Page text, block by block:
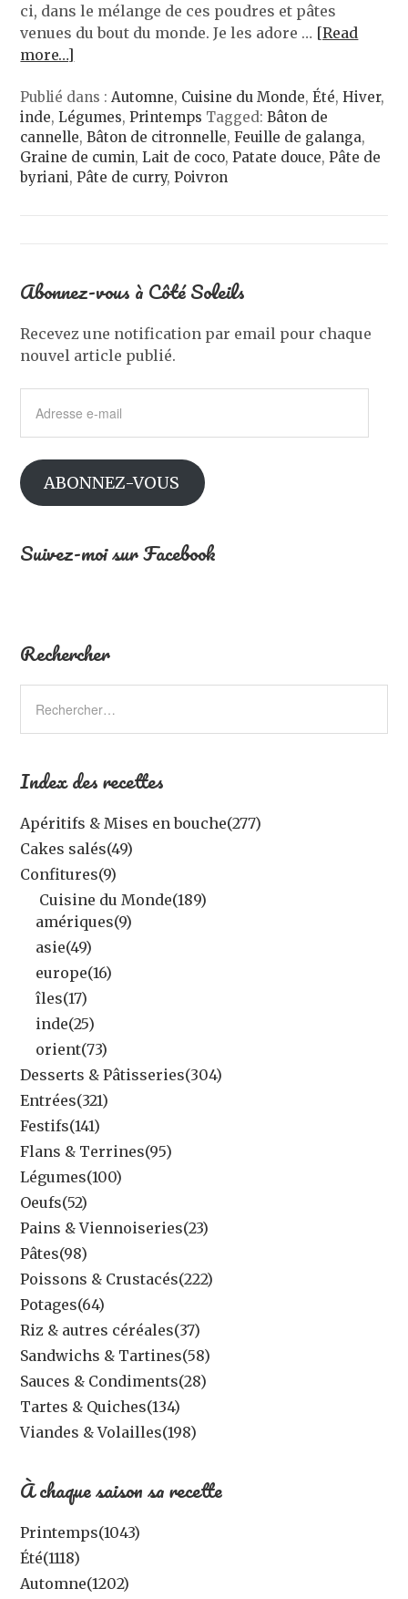
ci, dans le mélange de ces poudres et pâtes
venues du bout du monde. Je les adore … [Read
more…]
Publié dans :Automne, Cuisine du Monde,Été,Hiver,
inde,Légumes,Printemps Tagged:Bâton de
cannelle,Bâton de citronnelle,Feuille de galanga,
Graine de cumin,Lait de coco,Patate douce,Pâte de
byriani,Pâte de curry,Poivron
Abonnez-vous à Côté Soleils
Recevez une notification par email pour chaque
nouvel article publié.
mail
ABONNEZ-VOUS
Suivez-moi sur Facebook
Rechercher
Index des recettes
Apéritifs & Mises en bouche(277)
Cakes salés(49)
Confitures(9)
Cuisine du Monde(189)
amériques(9)
asie(49)
europe(16)
îles(17)
inde(25)
orient(73)
Desserts & Pâtisseries(304)
Entrées(321)
Festifs(141)
Flans & Terrines(95)
Légumes(100)
Oeufs(52)
Pains & Viennoiseries(23)
Pâtes(98)
Poissons & Crustacés(222)
Potages(64)
Riz & autres céréales(37)
Sandwichs & Tartines(58)
Sauces & Condiments(28)
Tartes & Quiches(134)
Viandes & Volailles(198)
À chaque saison sa recette
Printemps(1043)
Été(1118)
Automne(1202)